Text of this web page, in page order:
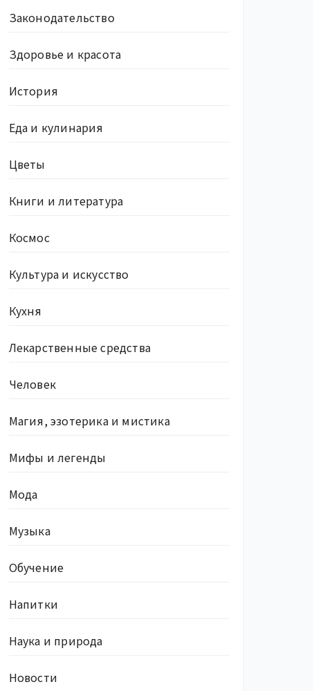
Законодательство
Здоровье и красота
История
Еда и кулинария
Цветы
Книги и литература
Космос
Культура и искусство
Кухня
Лекарственные средства
Человек
Магия, эзотерика и мистика
Мифы и легенды
Мода
Музыка
Обучение
Напитки
Наука и природа
Новости